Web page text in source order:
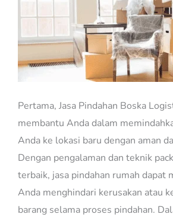
Pertama, Jasa Pindahan Boska
membantu Anda dalam
Anda ke lokasi baru dengan aman
Dengan pengalaman dan teknik
terbaik, jasa pindahan rumah dapat
Anda menghindari kerusakan atau
barang selama proses pindahan.